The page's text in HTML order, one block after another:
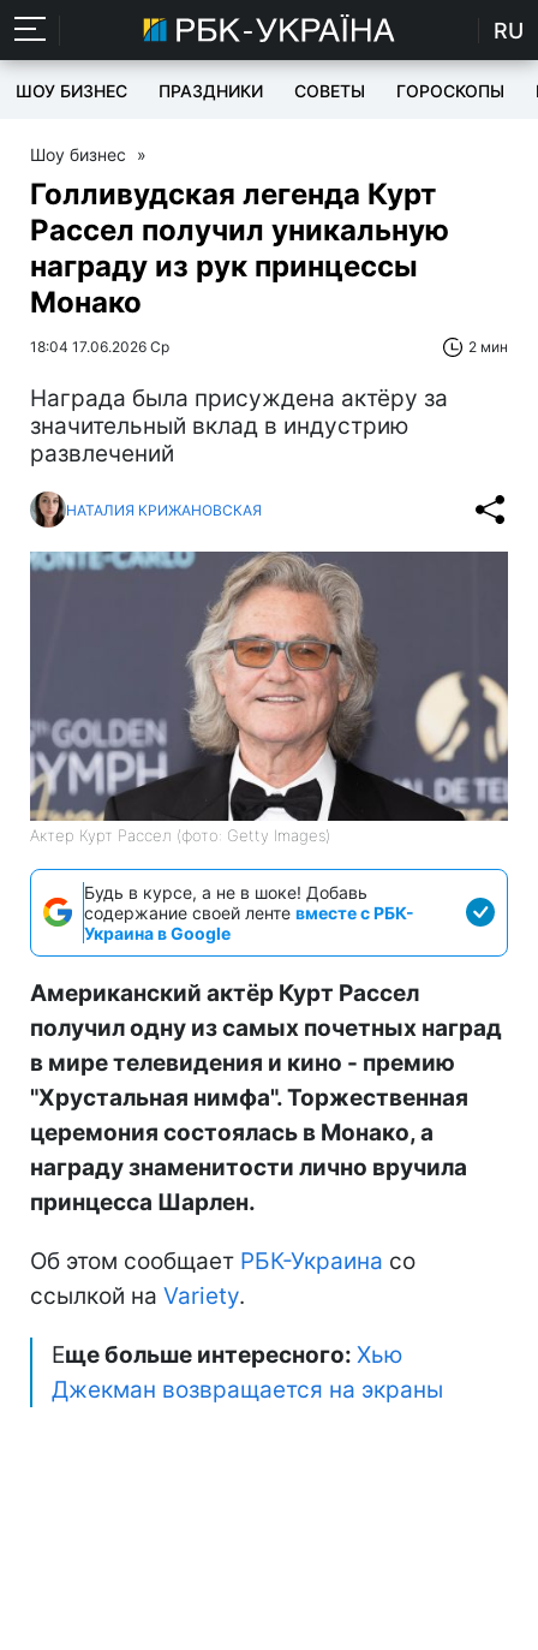
RU
ШОУ БИЗНЕС ПРАЗДНИКИ СОВЕТЫ ГОРОСКОПЫ
Шоу бизнес »
Голливудская легенда Курт
Рассел получил уникальную
награду из рук принцессы
Монако
18:04 17.06.2026 Ср 2 мин
Награда была присуждена актёру за
значительный вклад в индустрию
развлечений
НАТАЛИЯ КРИЖАНОВСКАЯ
Актер Курт Рассел (фото: Getty Images)
Будь в курсе, а не в шоке! Добавь
содержание своей ленте вместе с РБК-
Украина в Google
Американский актёр Курт Рассел
получил одну из самых почетных наград
в мире телевидения и кино - премию
"Хрустальная нимфа". Торжественная
церемония состоялась в Монако, а
награду знаменитости лично вручила
принцесса Шарлен.
Об этом сообщает РБК-Украина со
ссылкой на Variety.
Еще больше интересного: Хью
Джекман возвращается на экраны